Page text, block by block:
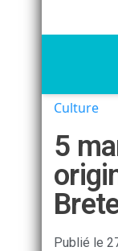
Culture
5
Publié le